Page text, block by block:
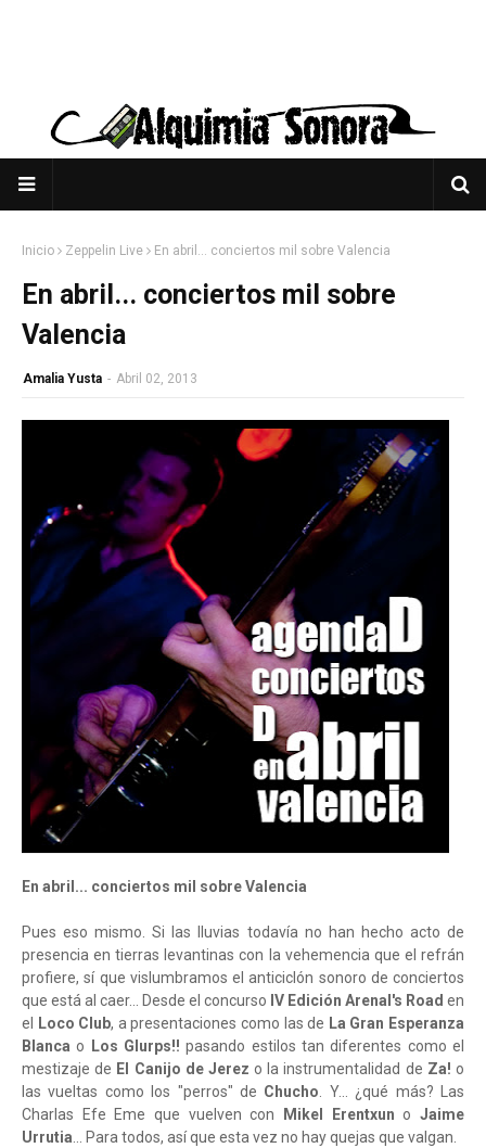
Inicio Zeppelin Live En abril... conciertos mil sobre Valencia
En abril... conciertos mil sobre
Valencia
Amalia Yusta - Abril 02, 2013
En abril... conciertos mil sobre Valencia
Pues eso mismo. Si las lluvias todavía no han hecho acto de
presencia en tierras levantinas con la vehemencia que el refrán
profiere, sí que vislumbramos el anticiclón sonoro de conciertos
que está al caer... Desde el concurso IV Edición Arenal's Road en
el
Loco Club, a presentaciones como las de La Gran Esperanza
Blanca o Los Glurps!! pasando estilos tan diferentes como el
mestizaje de El Canijo de Jerez o la instrumentalidad de Za! o
las vueltas como los "perros" de Chucho. Y... ¿qué más? Las
Charlas Efe Eme que vuelven con
Mikel Erentxun oJaime
Urrutia... Para todos, así que esta vez no hay quejas que valgan.